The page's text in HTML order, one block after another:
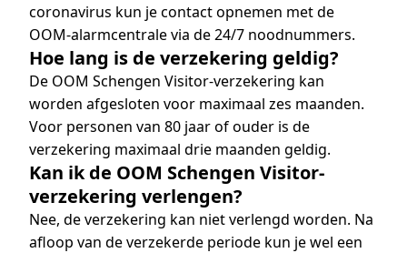
coronavirus kun je contact opnemen met de
OOM-alarmcentrale via de 24/7 noodnummers.
Hoe lang is de verzekering geldig?
De OOM Schengen Visitor-verzekering kan
worden afgesloten voor maximaal zes maanden.
Voor personen van 80 jaar of ouder is de
verzekering maximaal drie maanden geldig.
Kan ik de OOM Schengen Visitor-
verzekering verlengen?
Nee, de verzekering kan niet verlengd worden. Na
afloop van de verzekerde periode kun je wel een